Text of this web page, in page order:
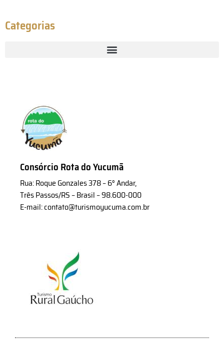
Categorias
Consórcio Rota do Yucumã
Rua: Roque Gonzales 378 – 6° Andar,
Três Passos/RS – Brasil – 98.600-000
E-mail: contato@turismoyucuma.com.br